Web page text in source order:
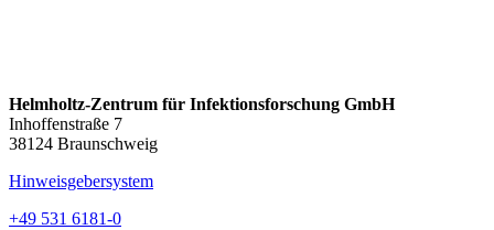
Helmholtz-Zentrum für Infektionsforschung GmbH
Inhoffenstraße 7
38124 Braunschweig
Hinweisgebersystem
+49 531 6181-0